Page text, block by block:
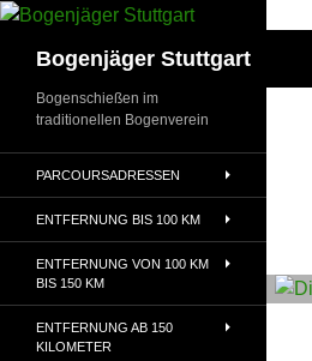
Zum
springenBogenjäger Stuttgart
Bogenschießen im
traditionellen Bogenverein
PARCOURSADRESSEN
ENTFERNUNG BIS 100 KM
ENTFERNUNG VON 100 KM
BIS 150 KM
ENTFERNUNG AB 150
KILOMETER